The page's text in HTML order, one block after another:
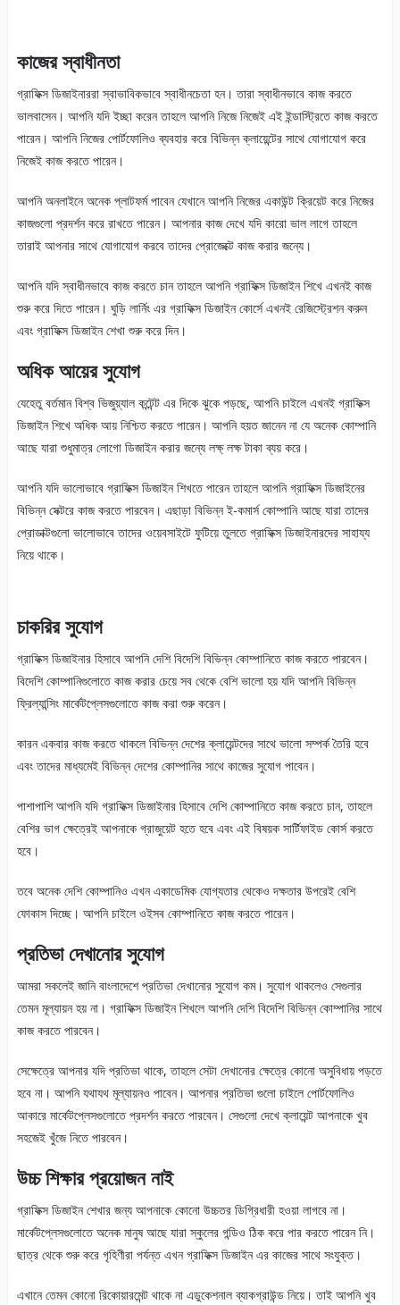
কাজের স্বাধীনতা
গ্রাফিক্স ডিজাইনাররা স্বাভাবিকভাবে স্বাধীনচেতা হন। তারা স্বাধীনভাবে কাজ করতে
ভালবাসেন। আপনি যদি ইচ্ছা করেন তাহলে আপনি নিজে নিজেই এই ইন্ডাস্ট্রিতে কাজ করতে
পারেন। আপনি নিজের পোর্টফোলিও ব্যবহার করে বিভিন্ন ক্লায়েন্টের সাথে যোগাযোগ করে
নিজেই কাজ করতে পারেন।
আপনি অনলাইনে অনেক প্লাটফর্ম পাবেন যেখানে আপনি নিজের একাউন্ট ক্রিয়েট করে নিজের
কাজগুলো প্রদর্শন করে রাখতে পারেন। আপনার কাজ দেখে যদি কারো ভাল লাগে তাহলে
তারাই আপনার সাথে যোগাযোগ করবে তাদের প্রোজেক্টে কাজ করার জন্যে।
আপনি যদি স্বাধীনভাবে কাজ করতে চান তাহলে আপনি গ্রাফিক্স ডিজাইন শিখে এখনই কাজ
শুরু করে দিতে পারেন। ঘুড়ি লার্নিং এর গ্রাফিক্স ডিজাইন কোর্সে এখনই রেজিস্ট্রেশন করুন
এবং গ্রাফিক্স ডিজাইন শেখা শুরু করে দিন।
অধিক আয়ের সুযোগ
যেহেতু বর্তমান বিশ্ব ভিজুয়্যাল কন্টেন্ট এর দিকে ঝুকে পড়ছে, আপনি চাইলে এখনই গ্রাফিক্স
ডিজাইন শিখে অধিক আয় নিশ্চিত করতে পারেন। আপনি হয়ত জানেন না যে অনেক কোম্পানি
আছে যারা শুধুমাত্র লোগো ডিজাইন করার জন্যে লক্ষ্ লক্ষ টাকা ব্যয় করে।
আপনি যদি ভালোভাবে গ্রাফিক্স ডিজাইন শিখতে পারেন তাহলে আপনি গ্রাফিক্স ডিজাইনের
বিভিন্ন সেক্টরে কাজ করতে পারবেন। এছাড়া বিভিন্ন ই-কমার্স কোম্পানি আছে যারা তাদের
প্রোডাক্টগুলো ভালোভাবে তাদের ওয়েবসাইটে ফুটিয়ে তুলতে গ্রাফিক্স ডিজাইনারদের সাহায্য
নিয়ে থাকে।
চাকরির সুযোগ
গ্রাফিক্স ডিজাইনার হিসাবে আপনি দেশি বিদেশি বিভিন্ন কোম্পানিতে কাজ করতে পারবেন।
বিদেশি কোম্পানিগুলোতে কাজ করার চেয়ে সব থেকে বেশি ভালো হয় যদি আপনি বিভিন্ন
ফ্রিল্যান্সিং মার্কেটপ্লেসগুলোতে কাজ করা শুরু করেন।
কারন একবার কাজ করতে থাকলে বিভিন্ন দেশের ক্লায়েন্টদের সাথে ভালো সম্পর্ক তৈরি হবে
এবং তাদের মাধ্যমেই বিভিন্ন দেশের কোম্পানির সাথে কাজের সুযোগ পাবেন।
পাশাপাশি আপনি যদি গ্রাফিক্স ডিজাইনার হিসাবে দেশি কোম্পানিতে কাজ করতে চান, তাহলে
বেশির ভাগ ক্ষেত্রেই আপনাকে গ্রাজুয়েট হতে হবে এবং এই বিষয়ক সার্টিফাইড কোর্স করতে
হবে।
তবে অনেক দেশি কোম্পানিও এখন একাডেমিক যোগ্যতার থেকেও দক্ষতার উপরেই বেশি
ফোকাস দিচ্ছে। আপনি চাইলে ওইসব কোম্পানিতে কাজ করতে পারেন।
প্রতিভা দেখানোর সুযোগ
আমরা সকলেই জানি বাংলাদেশে প্রতিভা দেখানোর সুযোগ কম। সুযোগ থাকলেও সেগুলার
তেমন মূল্যায়ন হয় না। গ্রাফিক্স ডিজাইন শিখলে আপনি দেশি বিদেশি বিভিন্ন কোম্পানির সাথে
কাজ করতে পারবেন।
সেক্ষেত্রে আপনার যদি প্রতিভা থাকে, তাহলে সেটা দেখানোর ক্ষেত্রে কোনো অসুবিধায় পড়তে
হবে না। আপনি যথাযথ মূল্যায়নও পাবেন। আপনার প্রতিভা গুলো চাইলে পোর্টফোলিও
আকারে মার্কেটপ্লেসগুলোতে প্রদর্শন করতে পারবেন। সেগুলো দেখে ক্লায়েন্ট আপনাকে খুব
সহজেই খুঁজে নিতে পারবেন।
উচ্চ শিক্ষার প্রয়োজন নাই
গ্রাফিক্স ডিজাইন শেখার জন্য আপনাকে কোনো উচ্চতর ডিগ্রিধারী হওয়া লাগবে না।
মার্কেটপ্লেসগুলোতে অনেক মানুষ আছে যারা স্কুলের গন্ডিও ঠিক করে পার করতে পারেন নি।
ছাত্র থেকে শুরু করে গৃহিণীরা পর্যন্ত এখন গ্রাফিক্স ডিজাইন এর কাজের সাথে সংযুক্ত।
এখানে তেমন কোনো রিকোয়ারমেন্ট থাকে না এডুকেশনাল ব্যাকগ্রাউন্ড নিয়ে। তাই আপনি খুব